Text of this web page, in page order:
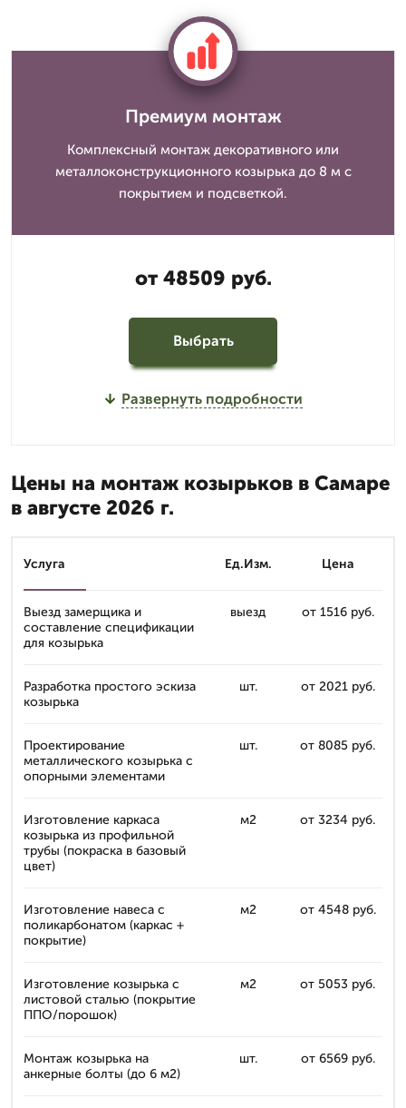
Премиум монтаж
Комплексный монтаж декоративного или
металлоконструкционного козырька до 8 м с
покрытием и подсветкой.
от 48509 руб.
Выбрать
Развернуть подробности
Цены на монтаж козырьков в Самаре
в августе 2026 г.
Услуга Ед.Изм. Цена
Выезд замерщика и
составление спецификации
для козырька
выезд от 1516 руб.
Разработка простого эскиза
козырька
шт. от 2021 руб.
Проектирование
металлического козырька с
опорными элементами
шт. от 8085 руб.
Изготовление каркаса
козырька из профильной
трубы (покраска в базовый
цвет)
м2 от 3234 руб.
Изготовление навеса с
поликарбонатом (каркас +
покрытие)
м2 от 4548 руб.
Изготовление козырька с
листовой сталью (покрытие
ППО/порошок)
м2 от 5053 руб.
Монтаж козырька на
анкерные болты (до 6 м2)
шт. от 6569 руб.